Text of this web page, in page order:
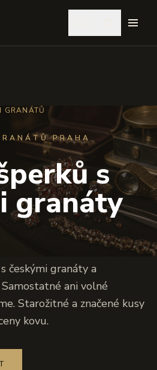
GRANÁTŮ
PRAHA
s
granáty
českými granáty a
ani volné
Starožitné a značené kusy
kovu.